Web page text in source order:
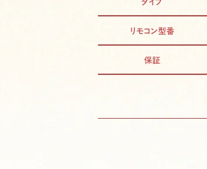
リモコン型番
保証